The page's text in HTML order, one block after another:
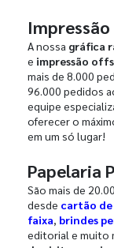
A nossa gráfica
e impressão
mais de 8.000
96.000 pedidos
equipe
oferecer o
em um só lugar!
Papelaria
São mais de
desde cartão
faixa, brindes
editorial e muito